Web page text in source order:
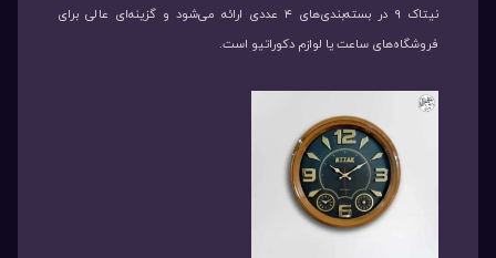
نیتاک 9 در بسته‌بندی‌های ۴ عددی ارائه می‌شود و گزینه‌ای عالی برای
فروشگاه‌های ساعت یا لوازم دکوراتیو است.